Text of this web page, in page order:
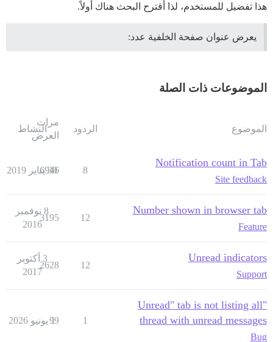
هذا تفضيل للمستخدم، لذا أقترح البحث هناك أولاً.
يعرض عنوان صفحة الخلفية عدد:
الموضوعات ذات الصلة
الموضوع الردود
مرات
العرض
النشاط
Notification count in Tab
Site feedback
8
6946
30 يناير 2019
Number shown in browser tab
Feature
12
3195
8 نوفمبر
2016
Unread indicators
Support
12
2628
3 أكتوبر
2017
"Unread" tab is not listing all
thread with unread messages
Bug
1
99
1 يونيو 2026